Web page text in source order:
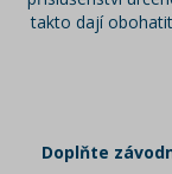
takto dají
Doplňte